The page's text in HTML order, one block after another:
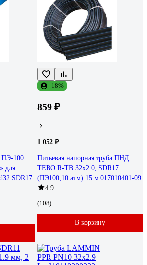
ПЭ-100
для
SDR17
-18%
859 ₽
1 052 ₽
Питьевая напорная труба ПНД
TEBO R-TB 32x2.0, SDR17
(ПЭ100;10 атм) 15 м 017010401-09
4.9
(108)
В корзину